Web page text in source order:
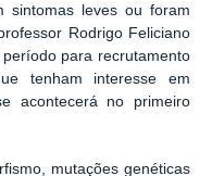
sintomas leves ou foram
Rodrigo Feliciano
para recrutamento
tenham interesse em
acontecerá no primeiro
mutações genéticas